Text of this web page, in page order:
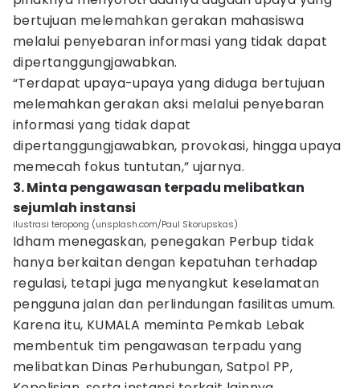
bertujuan melemahkan gerakan mahasiswa
melalui penyebaran informasi yang tidak dapat
dipertanggungjawabkan.
“Terdapat upaya-upaya yang diduga bertujuan
melemahkan gerakan aksi melalui penyebaran
informasi yang tidak dapat
dipertanggungjawabkan, provokasi, hingga upaya
memecah fokus tuntutan,” ujarnya.
3. Minta pengawasan terpadu melibatkan
sejumlah instansi
ilustrasi teropong (unsplash.com/Paul Skorupskas)
Idham menegaskan, penegakan Perbup tidak
hanya berkaitan dengan kepatuhan terhadap
regulasi, tetapi juga menyangkut keselamatan
pengguna jalan dan perlindungan fasilitas umum.
Karena itu, KUMALA meminta Pemkab Lebak
membentuk tim pengawasan terpadu yang
melibatkan Dinas Perhubungan, Satpol PP,